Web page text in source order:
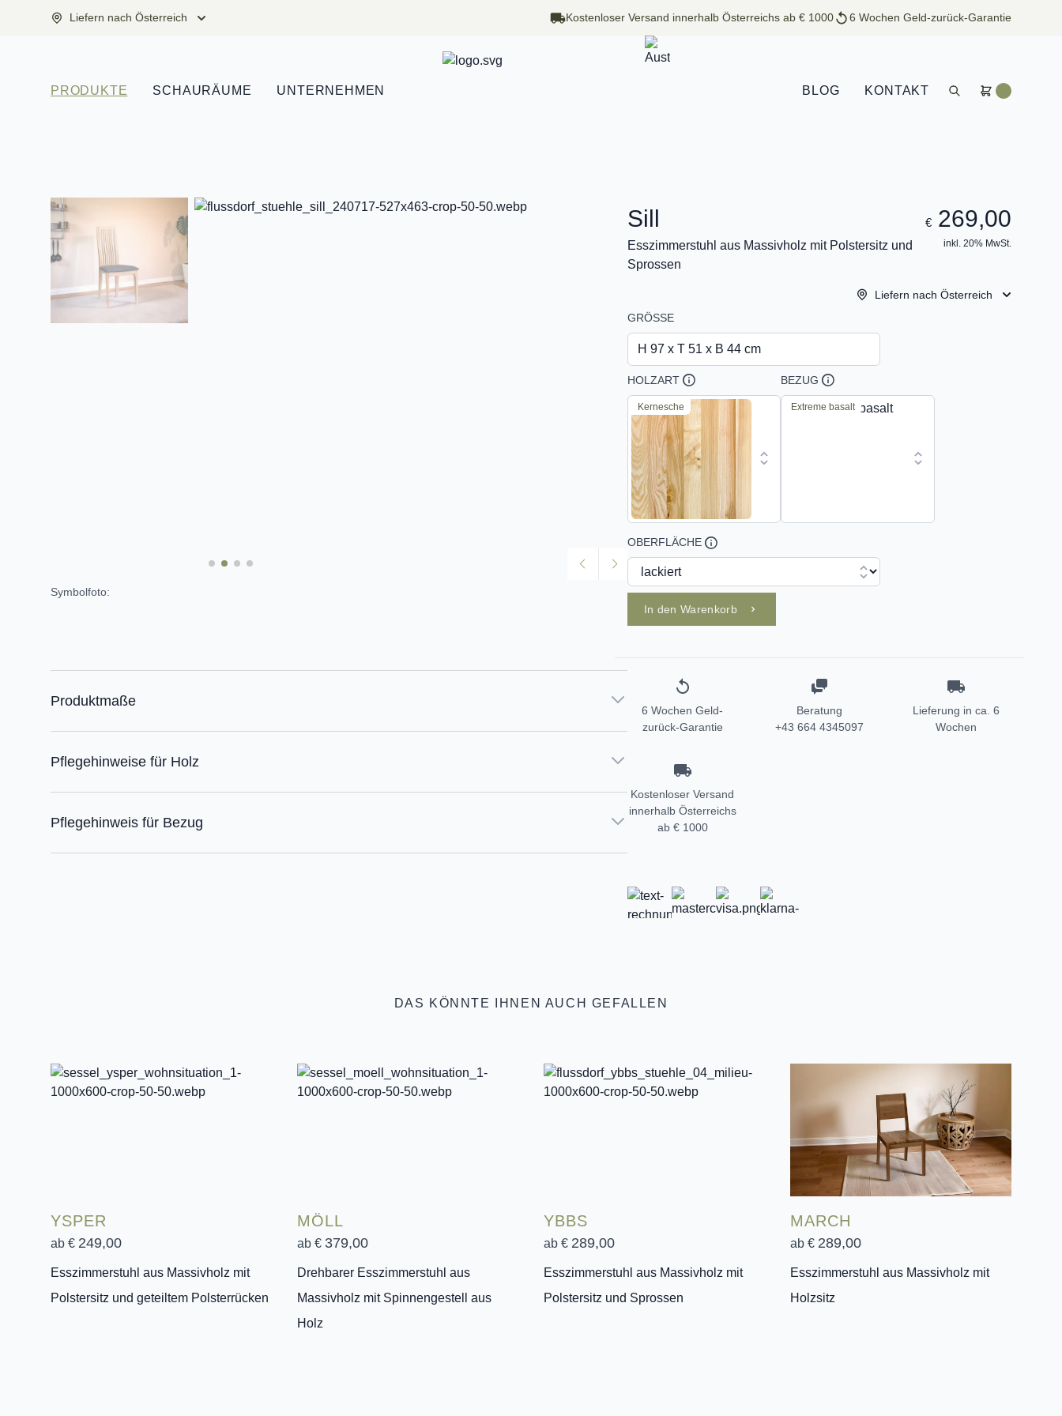
Liefern nach Österreich Kostenloser Versand innerhalb Österreichs ab € 1000 6 Wochen Geld-zurück-Garantie
PRODUKTE SCHAURÄUME UNTERNEHMEN BLOG KONTAKT
Symbolfoto:
Produktmaße
Pflegehinweise für Holz
Pflegehinweis für Bezug
Sill
Esszimmerstuhl aus Massivholz mit Polstersitz und
Sprossen
€ 269,00
inkl. 20% MwSt.
Liefern nach Österreich
GRÖSSE
H 97 x T 51 x B 44 cm
HOLZART
Kernesche
BEZUG
Extreme basalt
OBERFLÄCHE
In den Warenkorb
6 Wochen Geld-
zurück-Garantie
Beratung
+43 664 4345097
Lieferung in ca. 6
Wochen
Kostenloser Versand
innerhalb Österreichs
ab € 1000
DAS KÖNNTE IHNEN AUCH GEFALLEN
YSPER
ab € 249,00
Esszimmerstuhl aus Massivholz mit
Polstersitz und geteiltem Polsterrücken
MÖLL
ab € 379,00
Drehbarer Esszimmerstuhl aus
Massivholz mit Spinnengestell aus
Holz
YBBS
ab € 289,00
Esszimmerstuhl aus Massivholz mit
Polstersitz und Sprossen
MARCH
ab € 289,00
Esszimmerstuhl aus Massivholz mit
Holzsitz